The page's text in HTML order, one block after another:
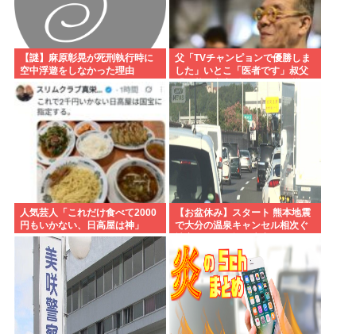
【謎】麻原彰晃が死刑執行時に
空中浮遊をしなかった理由
父「TVチャンピョンで優勝しま
した」いとこ「医者です」叔父
「三菱の宇宙/防衛開発の結構偉
い人です」
人気芸人「これだけ食べて2000
円もいかない、日高屋は神」
【お盆休み】スタート 熊本地震
で大分の温泉キャンセル相次ぐ